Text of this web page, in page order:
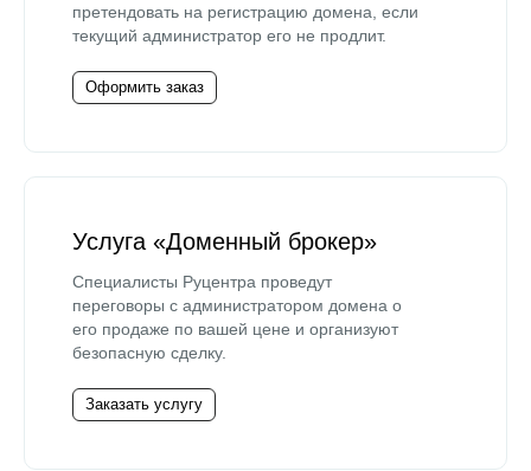
претендовать на регистрацию домена, если
текущий администратор его не продлит.
Оформить заказ
Услуга «Доменный брокер»
Специалисты Руцентра проведут
переговоры с администратором домена о
его продаже по вашей цене и организуют
безопасную сделку.
Заказать услугу